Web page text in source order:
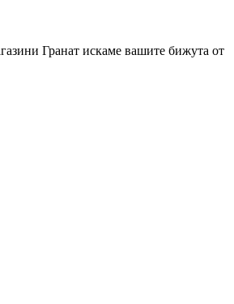
Гранат искаме вашите бижута от